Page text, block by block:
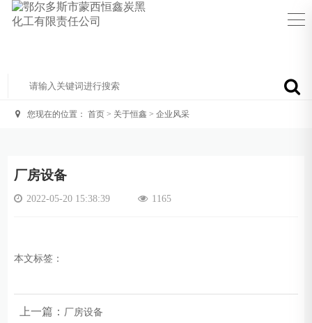
您现在的位置：首页 > 关于恒鑫 >企业风采
厂房设备
2022-05-20 15:38:39 1165
本文标签：
上一篇： 厂房设备